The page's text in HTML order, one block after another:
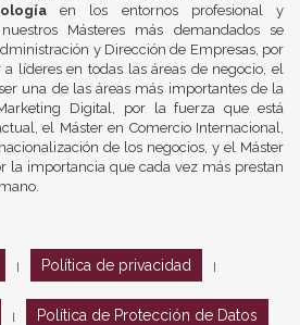
en los entornos profesional y
Másteres más demandados se
y Dirección de Empresas, por
líderes en todas las áreas de negocio, el
una de las áreas más importantes de la
Digital, por la fuerza que está
el Máster en Comercio Internacional,
de los negocios, y el Máster
la importancia que cada vez más prestan
Política de privacidad
Política de Protección de Datos